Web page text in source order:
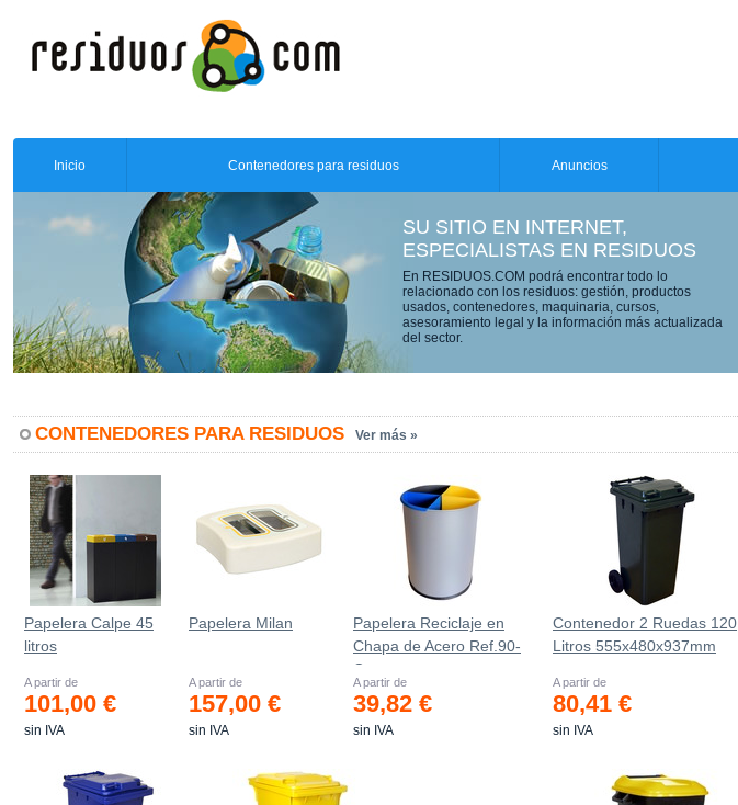
Inicio Contenedores para residuos Anuncios
SU SITIO EN INTERNET,
ESPECIALISTAS EN RESIDUOS
En RESIDUOS.COM podrá encontrar todo lo
relacionado con los residuos: gestión, productos
usados, contenedores, maquinaria, cursos,
asesoramiento legal y la información más actualizada
del sector.
CONTENEDORES PARA RESIDUOS Ver más »
Papelera Calpe 45
litros
A partir de
101,00 €
sin IVA
Papelera Milan
A partir de
157,00 €
sin IVA
Papelera Reciclaje en
Chapa de Acero Ref.90-
C
A partir de
39,82 €
sin IVA
Contenedor 2 Ruedas 120
Litros 555х480х937mm
A partir de
80,41 €
sin IVA